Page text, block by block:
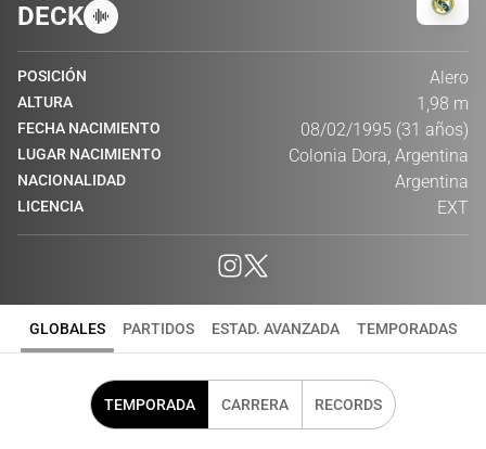
DECK
POSICIÓN Alero
ALTURA 1,98 m
FECHA NACIMIENTO 08/02/1995 (31 años)
LUGAR NACIMIENTO Colonia Dora, Argentina
NACIONALIDAD Argentina
LICENCIA EXT
GLOBALES PARTIDOS ESTAD. AVANZADA TEMPORADAS
TEMPORADA CARRERA RECORDS